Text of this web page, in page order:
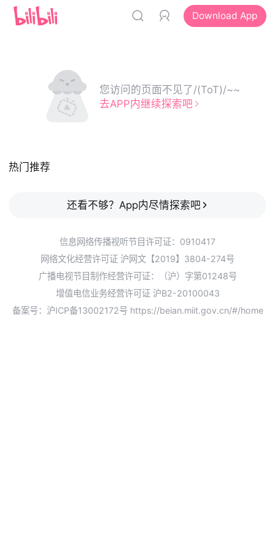
Download App
您访问的页面不见了/(ToT)/~~
去APP内继续探索吧
热门推荐
还看不够？App内尽情探索吧
信息网络传播视听节目许可证：0910417
网络文化经营许可证 沪网文【2019】3804-274号
广播电视节目制作经营许可证：（沪）字第01248号
增值电信业务经营许可证 沪B2-20100043
备案号：沪ICP备13002172号 https://beian.miit.gov.cn/#/home